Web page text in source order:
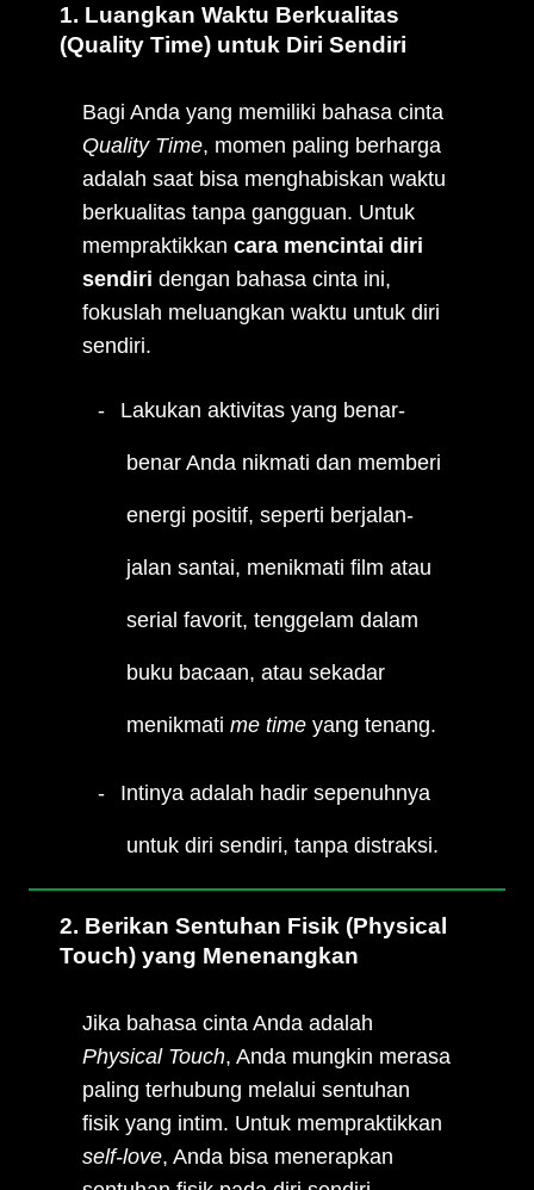
1. Luangkan Waktu Berkualitas
(Quality Time) untuk Diri Sendiri
Bagi Anda yang memiliki bahasa cinta
Quality Time, momen paling berharga
adalah saat bisa menghabiskan waktu
berkualitas tanpa gangguan. Untuk
mempraktikkan cara mencintai diri
sendiri dengan bahasa cinta ini,
fokuslah meluangkan waktu untuk diri
sendiri.
Lakukan aktivitas yang benar-
benar Anda nikmati dan memberi
energi positif, seperti berjalan-
jalan santai, menikmati film atau
serial favorit, tenggelam dalam
buku bacaan, atau sekadar
menikmati me timeyang tenang.
Intinya adalah hadir sepenuhnya
untuk diri sendiri, tanpa distraksi.
2. Berikan Sentuhan Fisik (Physical
Touch) yang Menenangkan
Jika bahasa cinta Anda adalah
Physical Touch, Anda mungkin merasa
paling terhubung melalui sentuhan
fisik yang intim. Untuk mempraktikkan
self-love, Anda bisa menerapkan